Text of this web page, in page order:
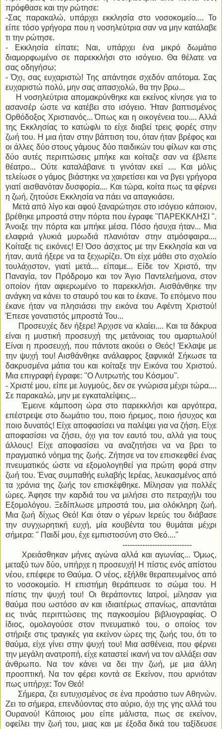
πρόφθασε και την ρώτησε:
-Σας παρακαλώ, υπάρχει εκκλησία στο νοσοκομείο.... Το
είπε τόσο γρήγορα που η νοσηλεύτρια σαν να μην κατάλαβε
τι την ρώτησε.
- Εκκλησία είπατε; Ναι, υπάρχει ένα μικρό δωμάτιο
διαμορφωμένο σε παρεκκλήσι στο ισόγειο. Θα θέλατε να
σας οδηγήσω;
- Όχι, σας ευχαριστώ! Της απάντησε σχεδόν απότομα. Σας
ευχαριστώ πολύ, μην σας απασχολώ, θα την βρω...
Η νοσηλεύτρια απομακρύνθηκε και εκείνος κίνησε για το
ασανσέρ ώστε να κατέβει στο ισόγειο. Ήταν βαπτισμένος
Ορθόδοξος Χριστιανός... Όπως και η οικογένεια του.... Αλλά
της Εκκλησίας το κατώφλι το είχε διαβεί τρεις φορές στην
ζωή του. Η μια ήταν στην βάπτιση του, όταν ήταν βρέφος και
οι άλλες δύο στους γάμους δύο παιδικών του φίλων και στις
δύο αυτές περιπτώσεις μπήκε και κοίταζε σαν να έβλεπε
θέατρο... Ούτε καταλάβαινε τι γινόταν εκεί .... Και μόλις
τελείωσε ο γάμος βιάστηκε να χαιρετίσει και να βγει γρήγορα
γιατί αισθανόταν δυσφορία.... Και τώρα, κοίτα πως τα φέρνει
η ζωή, ζητούσε Εκκλησία να πάει να απαγκιάσει.
Μετά από λίγο και αφού ξαναρώτησε στο ισόγειο κάποιον,
βρέθηκε μπροστά στην πόρτα που έγραφε ''ΠΑΡΕΚΚΛΗΣΙ ''.
Άνοιξε την πόρτα και μπήκε μέσα. Πόσο ήσυχα ήταν... Μια
ελαφριά γλυκιά μυρωδιά πλανιόταν στην ατμόσφαιρα....
Κοίταξε τις εικόνες! Ε! Όσο άσχετος με την Εκκλησία και να
ήταν, αυτά ήξερε να τα ξεχωρίζει. Ότι είχε μάθει στο σχολείο
τουλάχιστον, γιατί μετά.... είπαμε... Είδε τον Χριστό, την
Παναγία, τον Πρόδρομο και τον Άγιο Παντελεήμονα, στον
οποίον ήταν αφιερωμένο το παρεκκλήσι. Αισθάνθηκε την
ανάγκη να κάνει το σταυρό του και το έκανε. Το επόμενο που
έκανε ήταν να πλησιάσει την εικόνα του Αφέντη Χριστού!
Έπεσε γονατιστός μπροστά Του...
Προσευχές δεν ήξερε! Άρχισε να κλαίει.... Και τα δάκρυα
είναι η μυστική προσευχή της μετάνοιας του αμαρτωλού!
Είναι η προσευχή, που πάντοτε ακούει ο Θεός! Έκλαψε με
την ψυχή του! Αισθάνθηκε ανάλαφρος ξαφνικά! Σήκωσε τα
δακρυσμένα μάτια του και κοίταξε την Εικόνα του Χριστού.
Μια επιγραφή έγραφε: ''Ο Λυτρωτής του Κόσμου''.
- Χριστέ μου, είπε με λυγμούς, δεν σε γνώρισα μέχρι τώρα....
Σε παρακαλώ, μην με εγκαταλείψεις...
Έμεινε κάμποση ώρα στο παρεκκλήσι και αργότερα,
επέστρεψε στο δωμάτιο του, ποιο ήρεμος, ποιο ήσυχος και
ποιο δυνατός! Είχε αποφασίσει να παλέψει για να ζήση. Είχε
αποφασίσει να ζήσει, όχι για τον εαυτό του, αλλά για τους
άλλους! Είχε αποφασίσει να αναζητήσει να να βρει το
πραγματικό νόημα της ζωής. Ζήτησε να τον επισκεφθεί ένας
πνευματικός ώστε να εξομολογηθεί για πρώτη φορά στην
ζωή του. Ένας συμπαθής ευλαβής Ιερέας, λευκασμένος από
τα χρόνια της ζωής τον επισκέφθηκε. Μίλησαν για πολλές
ώρες. Άφησε την καρδιά του να μιλήσει στο πετραχήλι του
Εξομολόγου. Ξεδίπλωσε μπροστά του, μια ολόκληρη ζωή.
Μια ζωή δίχως Θεό! Και όταν ο γέρων Ιερεύς του διάβασε
την συγχωρητική ευχή, μία κουβέντα του θυμάται μέχρι
σήμερα: '' Παιδί μου, έχε εμπιστοσύνη στο Θεό....''
----------------------------
Χρειάσθηκαν μήνες αγώνα αλλά και αγωνίας... Όμως,
μεταξύ των δύο, υπήρχε η προσευχή! Η πίστις ενός απίστου
νέου, επέφερε το Θαύμα. Ο νέος, εξήλθε θεραπευμένος από
το νοσοκομείο. Η επιστήμη θεράπευσε το σώμα του. Η
πίστις την ψυχή του! Οι θεράποντες Ιατροί, μίλησαν για
θαύμα που ωστόσο αν και ιδιαιτέρως σπανίως, απαντάται
εις τινάς περιπτώσεις της παγκοσμίου βιβλιογραφίας. Ο
ίδιος, ομολογούσε στον πνευματικό του, ο οποίος τον
στήριξε στις τραγικές για εκείνον ώρες της ζωής του, ότι το
θαύμα, είχε γίνει στην ψυχή του! Μια ασθένεια, που φέρνει
την μεγάλη ανατροπή, είχε καταστεί ικανή να τον αλλάξει σαν
άνθρωπο. Να τον κάνει να δει την ζωή, με μια άλλη
προοπτική. Να τον φέρει κοντά σε Εκείνον, που αρνιόταν
πως υπήρχε: Τον Θεό!
Σήμερα, ζει ευτυχισμένος σε ένα προάστιο των Αθηνών.
Ζει το σήμερα, επενδύοντας στο αύριο, όχι της γης αλλά του
Ουρανού! Κάποιος μου είπε μάλιστα, πως σε εκείνον,
οφείλει την ζωή του, μιας και με έξοδα δικά του ταξίδευσε